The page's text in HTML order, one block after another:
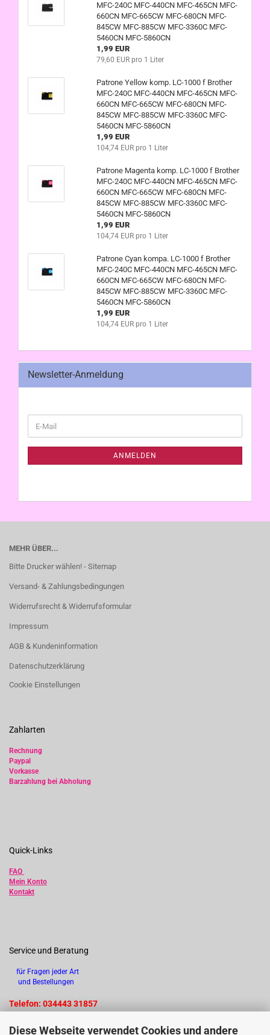
Diese Webseite verwendet Cookies und andere
MFC-240C MFC-440CN MFC-465CN MFC-
660CN MFC-665CW MFC-680CN MFC-
845CW MFC-885CW MFC-3360C MFC-
5460CN MFC-5860CN
1,99 EUR
79,60 EUR pro 1 Liter
Patrone Yellow komp. LC-1000 f Brother
MFC-240C MFC-440CN MFC-465CN MFC-
660CN MFC-665CW MFC-680CN MFC-
845CW MFC-885CW MFC-3360C MFC-
5460CN MFC-5860CN
1,99 EUR
104,74 EUR pro 1 Liter
Patrone Magenta komp. LC-1000 f Brother
MFC-240C MFC-440CN MFC-465CN MFC-
660CN MFC-665CW MFC-680CN MFC-
845CW MFC-885CW MFC-3360C MFC-
5460CN MFC-5860CN
1,99 EUR
104,74 EUR pro 1 Liter
Patrone Cyan kompa. LC-1000 f Brother
MFC-240C MFC-440CN MFC-465CN MFC-
660CN MFC-665CW MFC-680CN MFC-
845CW MFC-885CW MFC-3360C MFC-
5460CN MFC-5860CN
1,99 EUR
104,74 EUR pro 1 Liter
Newsletter-Anmeldung
ZUR
E-
Mail
ANMELDEN
MEHR ÜBER...
Bitte Drucker wählen! - Sitemap
Versand- & Zahlungsbedingungen
Widerrufsrecht & Widerrufsformular
Impressum
AGB & Kundeninformation
Datenschutzerklärung
Cookie Einstellungen
Zahlarten
Rechnung
Paypal
Vorkasse
Barzahlung bei Abholung
Quick-Links
FAQ
Mein Konto
Kontakt
Service und Beratung
für Fragen jeder Art
und Bestellungen
Telefon: 034443 31857